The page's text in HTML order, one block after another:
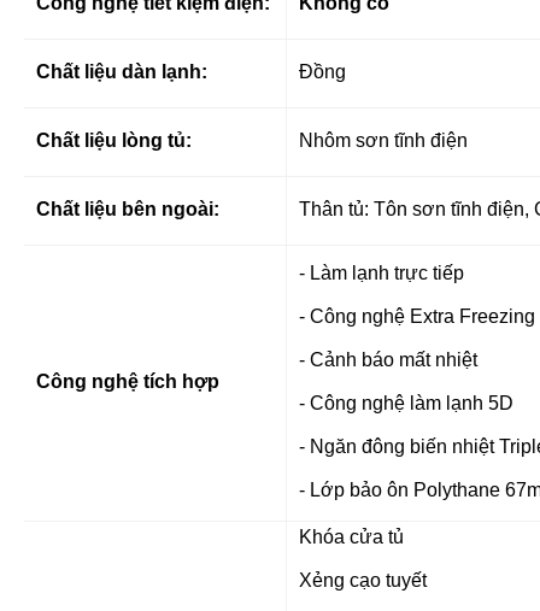
Chất liệu dàn lạnh: Đồng
Chất liệu lòng tủ: Nhôm sơn tĩnh điện
Chất liệu bên ngoài: Thân tủ: Tôn sơn tĩnh điện,
Công nghệ tích hợp
- Làm lạnh trực tiếp
- Công nghệ Extra
- Cảnh báo mất nhiệt
- Công nghệ làm lạnh 5D
- Ngăn đông biến nhiệt
- Lớp bảo ôn Polythane
Khóa cửa tủ
Xẻng cạo tuyết